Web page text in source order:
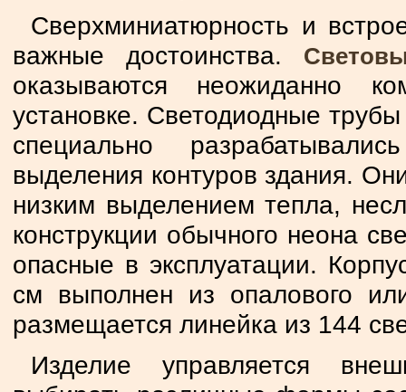
Сверхминиатюрность и
важные достоинства.
оказываются неожиданно
установке. Светодиодные
специально
выделения контуров здания.
низким выделением тепла,
конструкции обычного неона
опасные в эксплуатации.
см выполнен из опалового
размещается линейка из 144
Изделие управляется